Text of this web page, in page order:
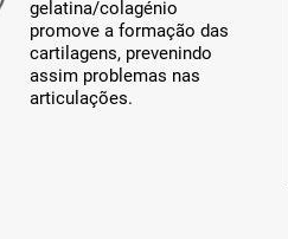
gelatina/colagénio
promove a formação das
cartilagens, prevenindo
assim problemas nas
articulações.